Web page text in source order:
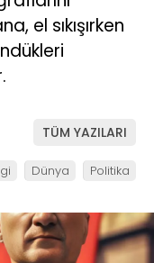
el sıkışırken
TÜM YAZILARI
Dünya Politika